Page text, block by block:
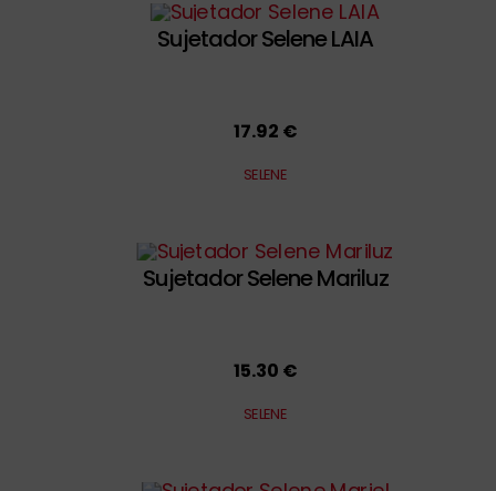
Sujetador Selene LAIA
17.92 €
SELENE
Sujetador Selene Mariluz
15.30 €
SELENE